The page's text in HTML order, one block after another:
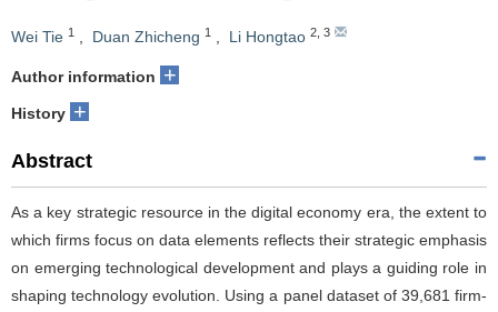
Wei Tie 1 Duan Zhicheng 1 Li Hongtao 2 3
Author information +
History +
Abstract
As a key strategic resource in the digital economy era, the extent to
which firms focus on data elements reflects their strategic emphasis
on emerging technological development and plays a guiding role in
shaping technology evolution. Using a panel dataset of 39,681 firm-